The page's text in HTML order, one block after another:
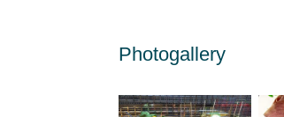
Photogallery